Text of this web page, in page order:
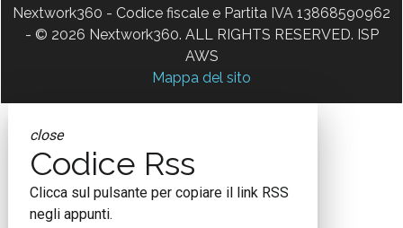
Nextwork360 - Codice fiscale e Partita IVA 13868590962
- © 2026 Nextwork360. ALL RIGHTS RESERVED. ISP
AWS
Mappa del sito
close
Codice Rss
Clicca sul pulsante per copiare il link RSS
negli appunti.